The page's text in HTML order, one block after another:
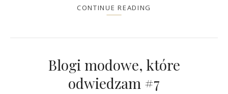
CONTINUE READING
Blogi modowe, które
odwiedzam #7